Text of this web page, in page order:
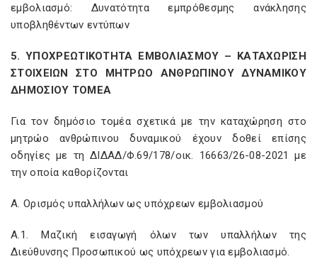
εμβολιασμό: Δυνατότητα εμπρόθεσμης ανάκλησης
υποβληθέντων εντύπων
5. ΥΠΟΧΡΕΩΤΙΚΟΤΗΤΑ ΕΜΒΟΛΙΑΣΜΟΥ – ΚΑΤΑΧΩΡΙΣΗ
ΣΤΟΙΧΕΙΩΝ ΣΤΟ ΜΗΤΡΩΟ ΑΝΘΡΩΠΙΝΟΥ ΔΥΝΑΜΙΚΟΥ
ΔΗΜΟΣΙΟΥ ΤΟΜΕΑ
Για τον δημόσιο τομέα σχετικά με την καταχώρηση στο
μητρώο ανθρώπινου δυναμικού έχουν δοθεί επίσης
οδηγίες με τη ΔΙΔΑΔ/Φ.69/178/οικ. 16663/26-08-2021 με
την οποία καθορίζονται
Α. Ορισμός υπαλλήλων ως υπόχρεων εμβολιασμού
Α.1. Μαζική εισαγωγή όλων των υπαλλήλων της
Διεύθυνσης Προσωπικού ως υπόχρεων για εμβολιασμό.